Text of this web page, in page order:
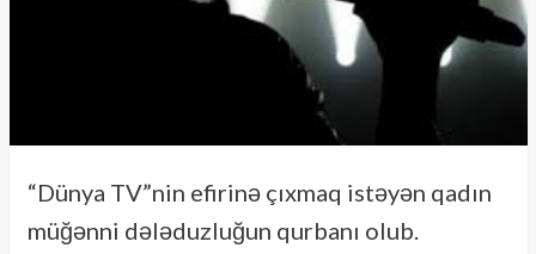
“Dünya TV”nin efirinə çıxmaq istəyən qadın
müğənni dələduzluğun qurbanı olub.